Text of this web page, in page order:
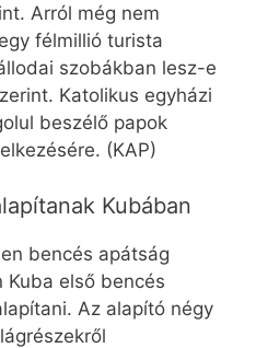
Arról még nem
félmillió turista
szobákban lesz-e
Katolikus egyházi
beszélő papok
(KAP)
Kubában
bencés apátság
első bencés
Az alapító négy